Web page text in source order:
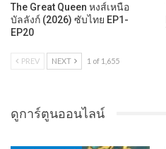
The Great Queen หงส์เหนือ
บัลลังก์ (2026) ซับไทย EP1-
EP20
PREV NEXT 1 of 1,655
ดูการ์ตูนออนไลน์